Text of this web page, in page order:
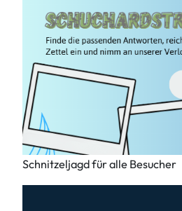
Schnitzeljagd für alle Besucher